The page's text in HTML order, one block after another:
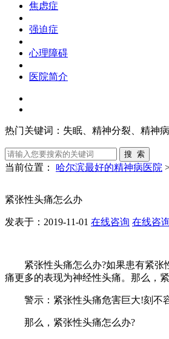
焦虑症
强迫症
心理障碍
医院简介
热门关键词： 失眠、精神分裂、精神
当前位置： 哈尔滨最好的精神病医院
紧张性头痛怎么办
发表于：2019-11-01 在线咨询 在线咨
紧张性头痛怎么办?如果患有紧张性
痛更多的表现为神经性头痛。那么，
警示：紧张性头痛危害巨大!刻不容
那么，紧张性头痛怎么办?